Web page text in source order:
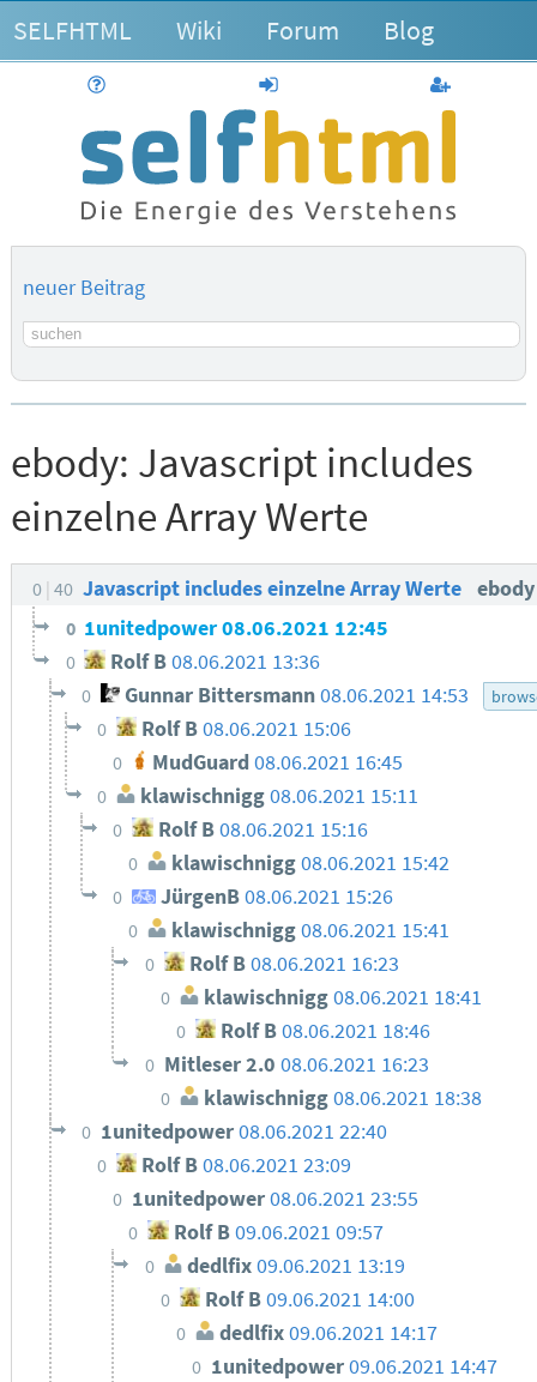
SELFHTML Wiki Forum Blog
anmelden
neuer Beitrag
Suchbegriff
ebody: Javascript includes
einzelne Array Werte
0 40 Javascript includes einzelne Array Werte
0 1unitedpower08.06.2021 12:45
0 Rolf B08.06.2021 13:36
0 Gunnar Bittersmann 08.06.2021 14:53
0 Rolf B 08.06.2021 15:06
0 MudGuard 08.06.2021 16:45
0 klawischnigg08.06.2021 15:11
0 Rolf B08.06.2021 15:16
0 klawischnigg08.06.2021 15:42
0 JürgenB08.06.2021 15:26
0 klawischnigg08.06.2021 15:41
0 Rolf B08.06.2021 16:23
0 klawischnigg 08.06.2021 18:41
0 Rolf B 08.06.2021 18:46
0 Mitleser 2.0 08.06.2021 16:23
0 klawischnigg 08.06.2021 18:38
0 1unitedpower08.06.2021 22:40
0 Rolf B 08.06.2021 23:09
0 1unitedpower08.06.2021 23:55
0 Rolf B09.06.2021 09:57
0 dedlfix09.06.2021 13:19
0 Rolf B09.06.2021 14:00
0 dedlfix09.06.2021 14:17
0 1unitedpower09.06.2021 14:47